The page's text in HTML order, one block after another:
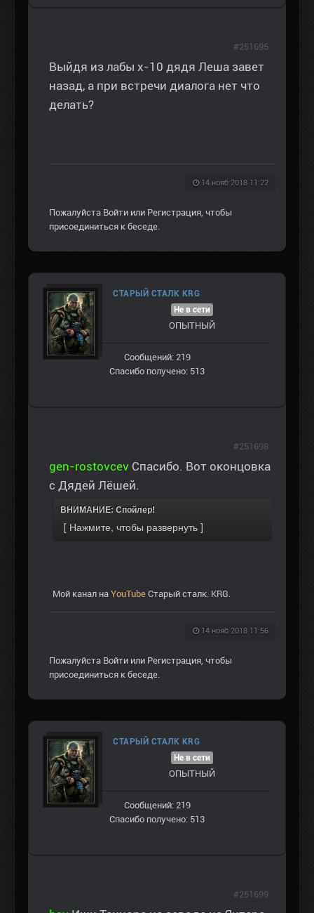
Выйдя из лабы х-10 дядя Леша завет
назад, а при встречи диалога нет что
делать?
14 нояб 2018 11:22
#251695
Пожалуйста Войти или Регистрация, чтобы
присоединиться к беседе.
СТАРЫЙ СТАЛК KRG
Не в сети
ОПЫТНЫЙ
Сообщений: 219
Спасибо получено: 513
gen-rostovcev Спасибо. Вот оконцовка
с Дядей Лёшей.
ВНИМАНИЕ: Спойлер!
Мой канал на YouTube Старый сталк. KRG.
14 нояб 2018 11:56
#251698
Пожалуйста Войти или Регистрация, чтобы
присоединиться к беседе.
СТАРЫЙ СТАЛК KRG
Не в сети
ОПЫТНЫЙ
Сообщений: 219
Спасибо получено: 513
#251699